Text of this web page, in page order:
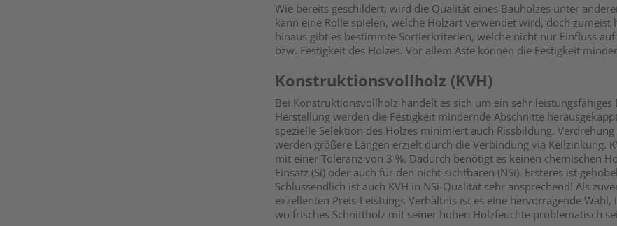
Wie bereits geschildert, wird die Qualität eines Bauholzes unter
kann eine Rolle spielen, welche Holzart verwendet wird, doch
hinaus gibt es bestimmte Sortierkriterien, welche nicht nur Einfluss
bzw. Festigkeit des Holzes. Vor allem Äste können die Festigkeit
Konstruktionsvollholz (KVH)
Bei Konstruktionsvollholz handelt es sich um ein sehr
Herstellung werden die Festigkeit mindernde Abschnitte
spezielle Selektion des Holzes minimiert auch Rissbildung,
werden größere Längen erzielt durch die Verbindung via Keilzinkung.
mit einer Toleranz von 3 %. Dadurch benötigt es keinen chemischen
Einsatz (Si) oder auch für den nicht-sichtbaren (NSi). Ersteres ist
Schlussendlich ist auch KVH in NSi-Qualität sehr ansprechend! Als
exzellenten Preis-Leistungs-Verhältnis ist es eine hervorragende
wo frisches Schnittholz mit seiner hohen Holzfeuchte problematisch